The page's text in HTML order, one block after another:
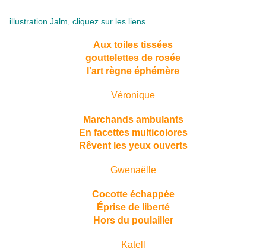
illustration Jalm, cliquez sur les liens
Aux toiles tissées
gouttelettes de rosée
l'art règne éphémère
Véronique
Marchands ambulants
En facettes multicolores
Rêvent les yeux ouverts
Gwenaëlle
Cocotte échappée
Éprise de liberté
Hors du poulailler
Katell